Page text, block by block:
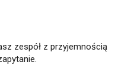
zespół z przyjemnością